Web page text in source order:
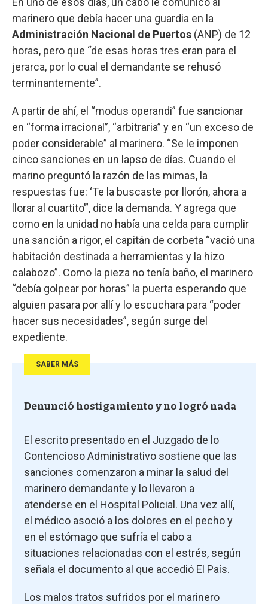
marinero que debía hacer una guardia en la
Administración Nacional de Puertos (ANP) de 12
horas, pero que “de esas horas tres eran para el
jerarca, por lo cual el demandante se rehusó
terminantemente”.
A partir de ahí, el “modus operandi” fue sancionar
en “forma irracional”, “arbitraria” y en “un exceso de
poder considerable” al marinero. “Se le imponen
cinco sanciones en un lapso de días. Cuando el
marino preguntó la razón de las mimas, la
respuestas fue: ‘Te la buscaste por llorón, ahora a
llorar al cuartito’”, dice la demanda. Y agrega que
como en la unidad no había una celda para cumplir
una sanción a rigor, el capitán de corbeta “vació una
habitación destinada a herramientas y la hizo
calabozo”. Como la pieza no tenía baño, el marinero
“debía golpear por horas” la puerta esperando que
alguien pasara por allí y lo escuchara para “poder
hacer sus necesidades”, según surge del
expediente.
SABER MÁS
Denunció hostigamiento y no logró nada
El escrito presentado en el Juzgado de lo
Contencioso Administrativo sostiene que las
sanciones comenzaron a minar la salud del
marinero demandante y lo llevaron a
atenderse en el Hospital Policial. Una vez allí,
el médico asoció a los dolores en el pecho y
en el estómago que sufría el cabo a
situaciones relacionadas con el estrés, según
señala el documento al que accedió El País.
Los malos tratos sufridos por el marinero